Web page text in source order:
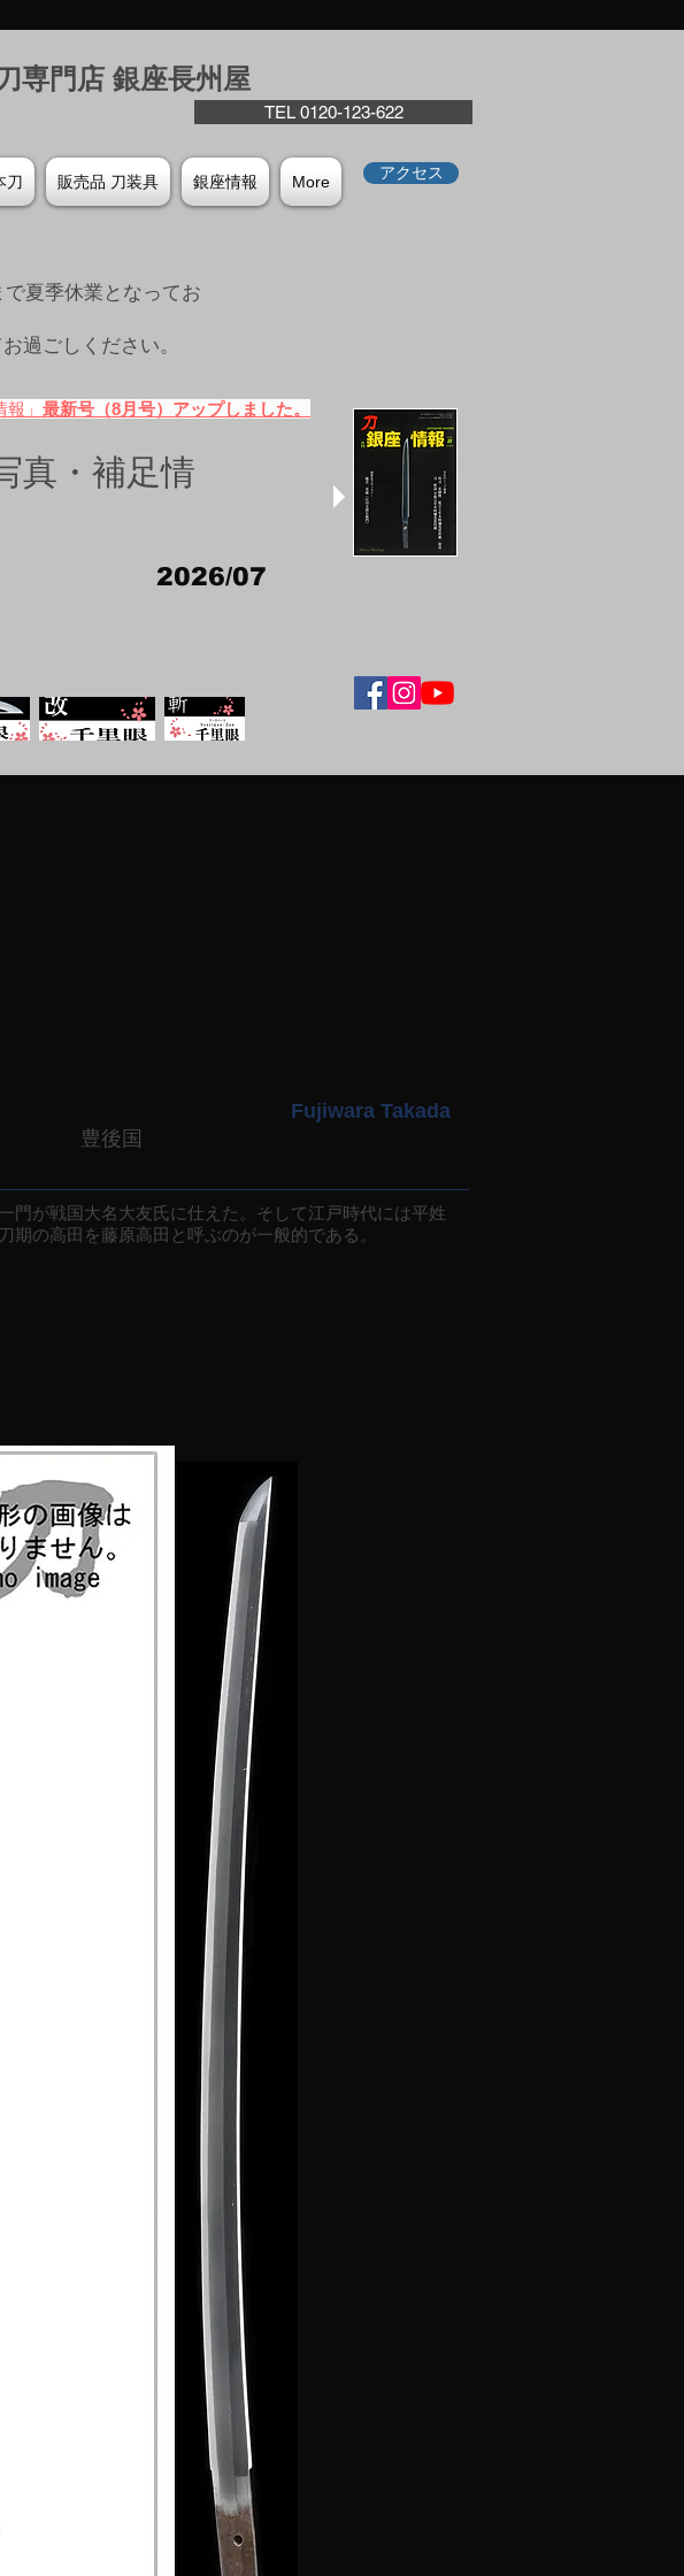
専門店 銀座⻑州屋
TEL 0120-123-622
刀 販売品 刀装具 銀座情報 More アクセス
夏季休業となってお
過ごしください。
報」 最新号（8月号）アップしました。
真・補足情
2026/07
豊後国
Fujiwara Takada
が戦国大名大友氏に仕えた。そして江戸時代には平姓
の高田を藤原高田と呼ぶのが一般的である。